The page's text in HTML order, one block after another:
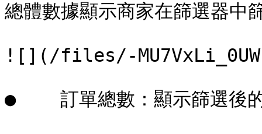
總體數據顯示商家在篩選器中
![](/files/-
●    訂單總數：顯示篩選後